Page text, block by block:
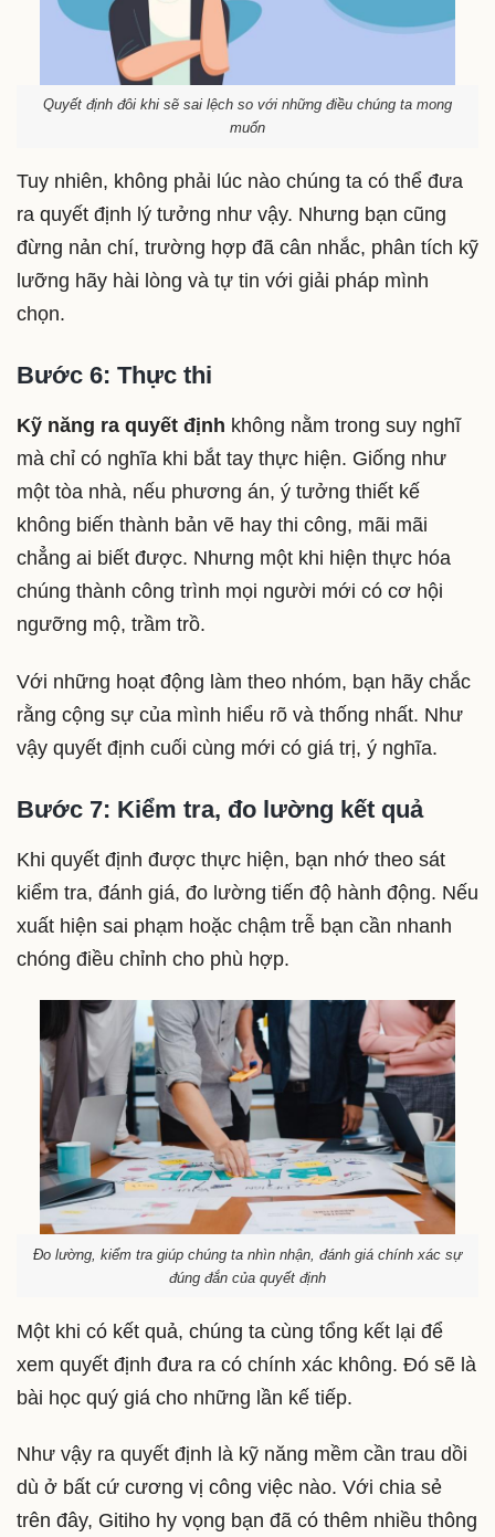
Quyết định đôi khi sẽ sai lệch so với những điều chúng ta mong
muốn
Tuy nhiên, không phải lúc nào chúng ta có thể đưa
ra quyết định lý tưởng như vậy. Nhưng bạn cũng
đừng nản chí, trường hợp đã cân nhắc, phân tích kỹ
lưỡng hãy hài lòng và tự tin với giải pháp mình
chọn.
Bước 6: Thực thi
Kỹ năng ra quyết định không nằm trong suy nghĩ
mà chỉ có nghĩa khi bắt tay thực hiện. Giống như
một tòa nhà, nếu phương án, ý tưởng thiết kế
không biến thành bản vẽ hay thi công, mãi mãi
chẳng ai biết được. Nhưng một khi hiện thực hóa
chúng thành công trình mọi người mới có cơ hội
ngưỡng mộ, trầm trồ.
Với những hoạt động làm theo nhóm, bạn hãy chắc
rằng cộng sự của mình hiểu rõ và thống nhất. Như
vậy quyết định cuối cùng mới có giá trị, ý nghĩa.
Bước 7: Kiểm tra, đo lường kết quả
Khi quyết định được thực hiện, bạn nhớ theo sát
kiểm tra, đánh giá, đo lường tiến độ hành động. Nếu
xuất hiện sai phạm hoặc chậm trễ bạn cần nhanh
chóng điều chỉnh cho phù hợp.
Đo lường, kiểm tra giúp chúng ta nhìn nhận, đánh giá chính xác sự
đúng đắn của quyết định
Một khi có kết quả, chúng ta cùng tổng kết lại để
xem quyết định đưa ra có chính xác không. Đó sẽ là
bài học quý giá cho những lần kế tiếp.
Như vậy ra quyết định là kỹ năng mềm cần trau dồi
dù ở bất cứ cương vị công việc nào. Với chia sẻ
trên đây, Gitiho hy vọng bạn đã có thêm nhiều thông